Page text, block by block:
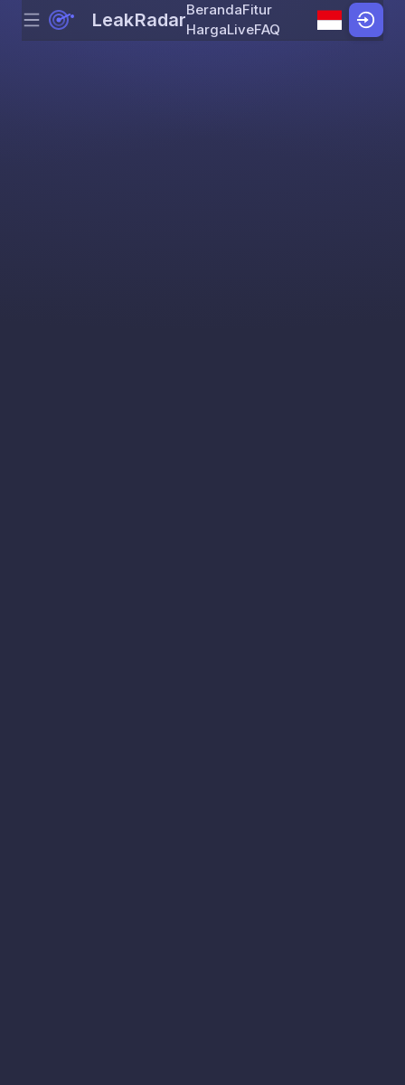
Skip to content
Menu LeakRadarBerandaFitur
HargaLiveFAQ